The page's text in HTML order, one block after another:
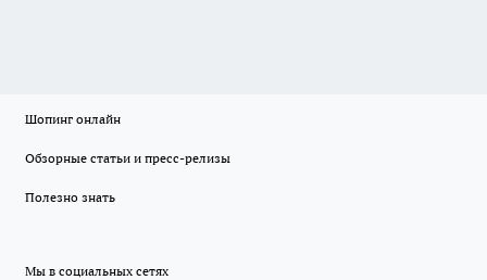
Шопинг онлайн
Обзорные статьи и пресс-релизы
Полезно знать
Мы в социальных сетях